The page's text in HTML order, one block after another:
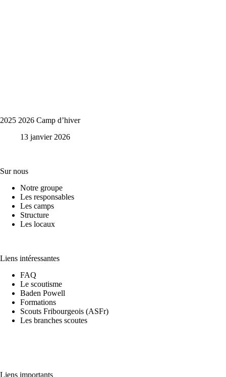
2025 2026 Camp d’hiver
13 janvier 2026
Sur nous
Notre groupe
Les responsables
Les camps
Structure
Les locaux
Liens intéressantes
FAQ
Le scoutisme
Baden Powell
Formations
Scouts Fribourgeois (ASFr)
Les branches scoutes
Liens importants